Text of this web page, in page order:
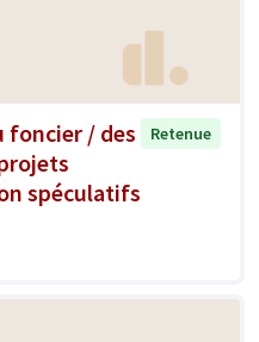
foncier / des
spéculatifs
Retenue